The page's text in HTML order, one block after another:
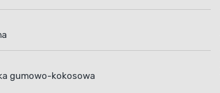
gumowo-kokosowa